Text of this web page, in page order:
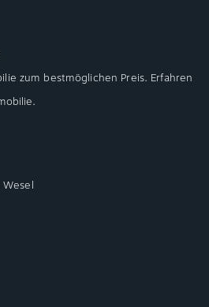
zum bestmöglichen Preis. Erfahren